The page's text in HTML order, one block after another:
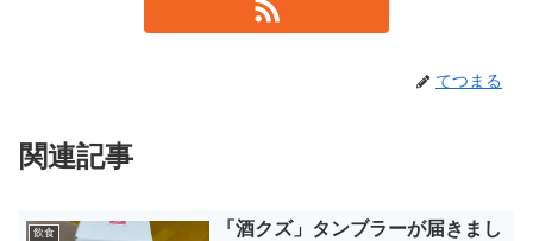
てつまる
関連記事
飲食
「酒クズ」タンブラーが届きまし